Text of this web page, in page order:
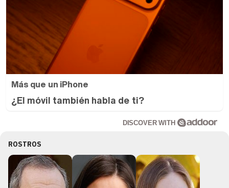
Más que un iPhone
¿El móvil también habla de ti?
DISCOVER WITH
ROSTROS